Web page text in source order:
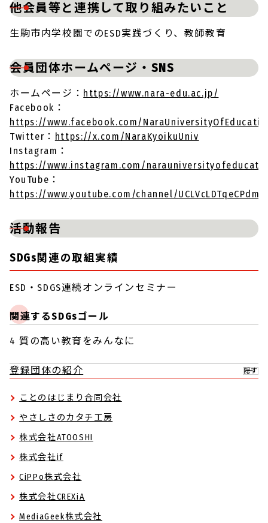
他会員等と連携して取り組みたいこと
生駒市内学校園でのESD実践づくり、教師教育
会員団体ホームページ・SNS
ホームページ： https://www.nara-edu.ac.jp/
Facebook：
https://www.facebook.com/
Twitter： https://x.com/NaraKyoikuUniv
Instagram：
https://www.instagram.com/
YouTube：
https://www.youtube.com/channel/
活動報告
SDGs関連の取組実績
ESD・SDGS連続オンラインセミナー
関連するSDGsゴール
4 質の高い教育をみんなに
登録団体の紹介 隠す
ことのはじまり合同会社
やさしさのカタチ工房
株式会社ATOOSHI
株式会社if
CiPPo株式会社
株式会社CREXiA
MediaGeek株式会社